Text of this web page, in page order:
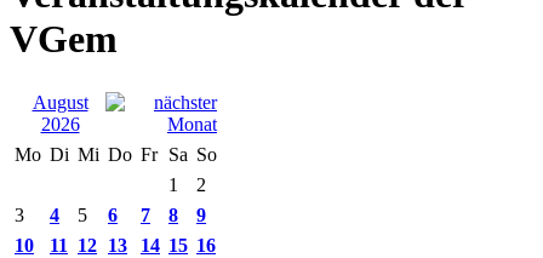
VGem
August
2026
Mo Di Mi Do Fr Sa So
1
2
3
4 5 6 7 8
9
10
11 12 13 14 15 16